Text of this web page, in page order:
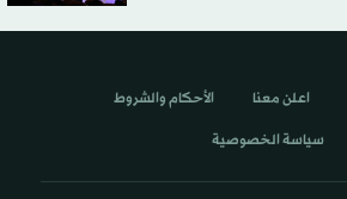
اعلن معنا الأحكام والشروط
سياسة الخصوصية